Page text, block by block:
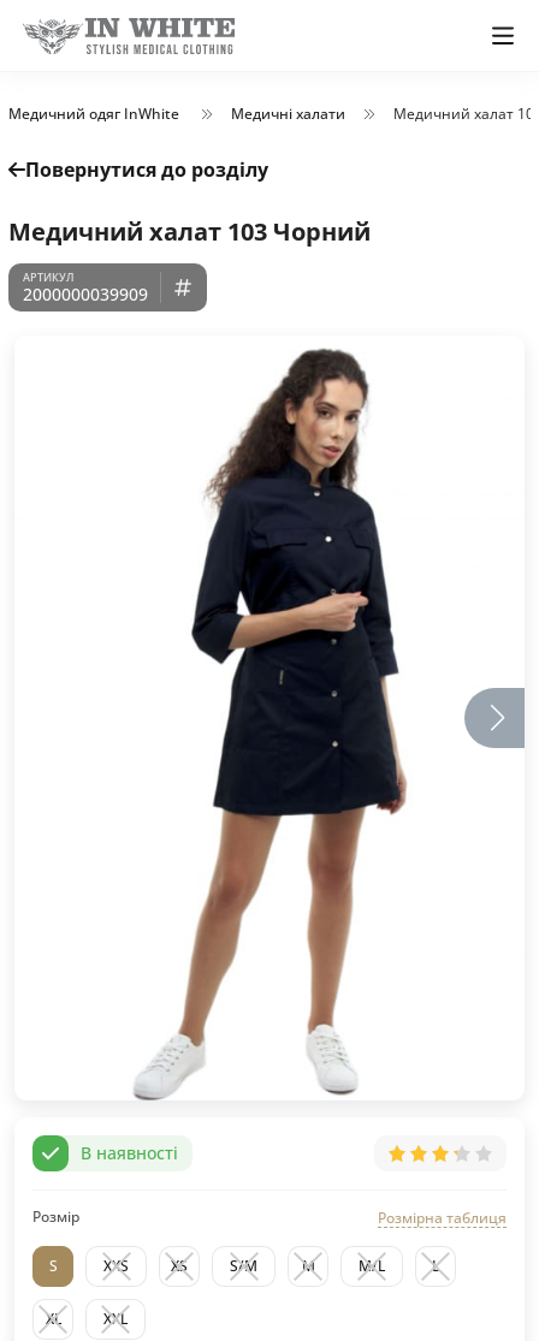
Медичний одяг InWhite Медичні халати Медичний халат
Повернутися до розділу
Медичний халат 103 Чорний
2000000039909
В наявності
Розмір Розмірна таблиця
S XXS XS S/M M M/L L
XL XXL